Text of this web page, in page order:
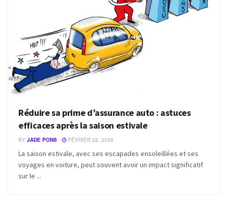
Réduire sa prime d’assurance auto : astuces
efficaces après la saison estivale
BY JADE PONS FÉVRIER 22, 2026
La saison estivale, avec ses escapades ensoleillées et ses
voyages en voiture, peut souvent avoir un impact significatif
sur le ...